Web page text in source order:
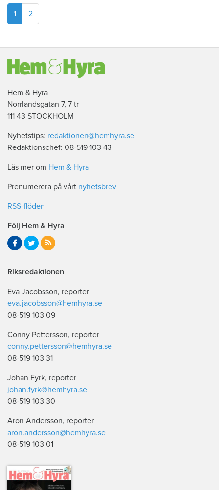
1 2
Hem & Hyra
Norrlandsgatan 7, 7 tr
111 43 STOCKHOLM
Nyhetstips: redaktionen@hemhyra.se
Redaktionschef: 08-519 103 43
Läs mer om Hem & Hyra
Prenumerera på vårt nyhetsbrev
RSS-flöden
Följ Hem & Hyra
Riksredaktionen
Eva Jacobsson, reporter
eva.jacobsson@hemhyra.se
08-519 103 09
Conny Pettersson, reporter
conny.pettersson@hemhyra.se
08-519 103 31
Johan Fyrk, reporter
johan.fyrk@hemhyra.se
08-519 103 30
Aron Andersson, reporter
aron.andersson@hemhyra.se
08-519 103 01